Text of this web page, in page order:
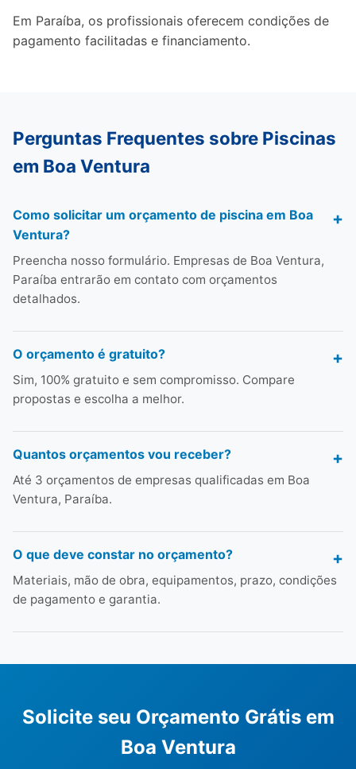
Em Paraíba, os profissionais oferecem condições de
pagamento facilitadas e financiamento.
Perguntas Frequentes sobre Piscinas
em Boa Ventura
Como solicitar um orçamento de piscina em Boa
Ventura?
Preencha nosso formulário. Empresas de Boa Ventura,
Paraíba entrarão em contato com orçamentos
detalhados.
O orçamento é gratuito?
Sim, 100% gratuito e sem compromisso. Compare
propostas e escolha a melhor.
Quantos orçamentos vou receber?
Até 3 orçamentos de empresas qualificadas em Boa
Ventura, Paraíba.
O que deve constar no orçamento?
Materiais, mão de obra, equipamentos, prazo, condições
de pagamento e garantia.
Solicite seu Orçamento Grátis em
Boa Ventura